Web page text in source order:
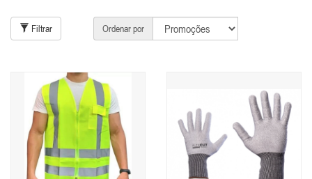
Filtrar Ordenar por